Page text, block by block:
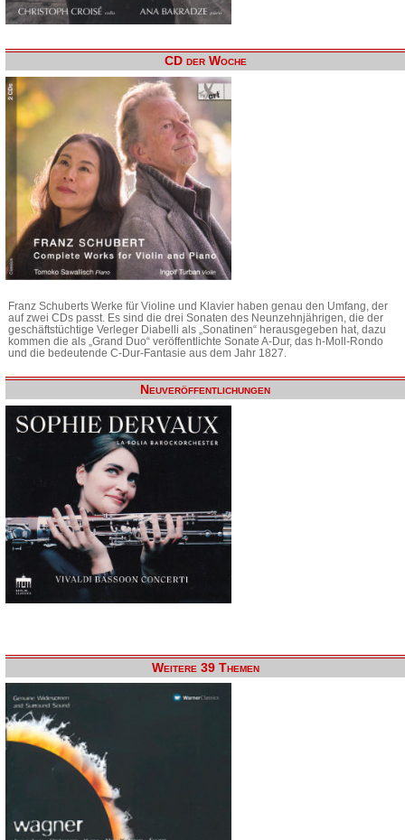
CD der Woche
Franz Schuberts Werke für Violine und Klavier haben genau den Umfang, der
auf zwei CDs passt. Es sind die drei Sonaten des Neunzehnjährigen, die der
geschäftstüchtige Verleger Diabelli als „Sonatinen“ herausgegeben hat, dazu
kommen die als „Grand Duo“ veröffentlichte Sonate A-Dur, das h-Moll-Rondo
und die bedeutende C-Dur-Fantasie aus dem Jahr 1827.
Neuveröffentlichungen
Weitere 39 Themen